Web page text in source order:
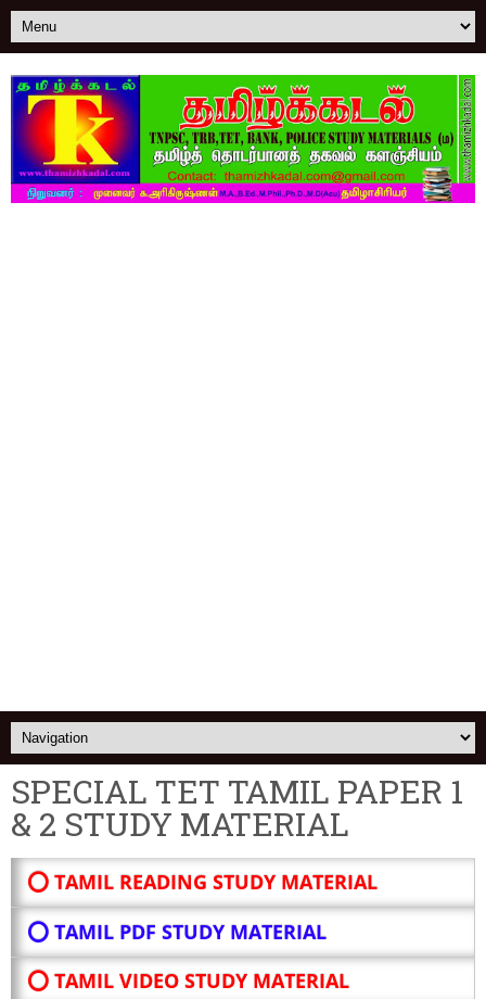
SPECIAL TET TAMIL PAPER 1
& 2 STUDY MATERIAL
⭕ TAMIL READING STUDY MATERIAL
⭕ TAMIL PDF STUDY MATERIAL
⭕ TAMIL VIDEO STUDY MATERIAL